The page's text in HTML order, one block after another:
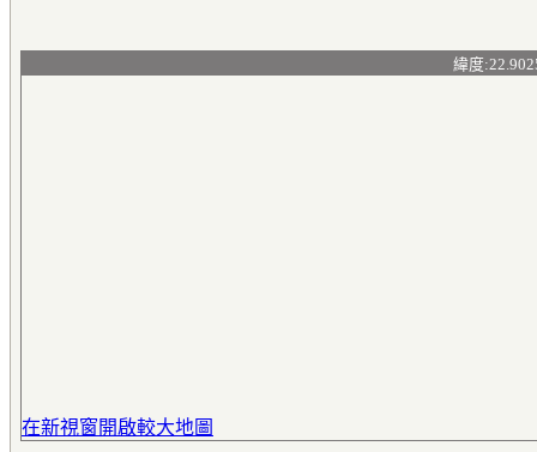
緯度
在新視窗開啟較大地圖